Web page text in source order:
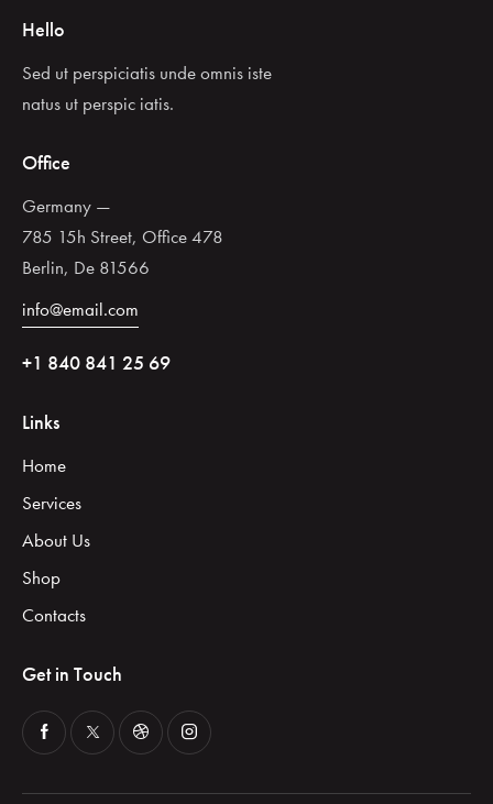
Hello
Sed ut perspiciatis unde omnis iste
natus ut perspic iatis.
Office
Germany —
785 15h Street, Office 478
Berlin, De 81566
info@email.com
+1 840 841 25 69
Links
Home
Services
About Us
Shop
Contacts
Get in Touch